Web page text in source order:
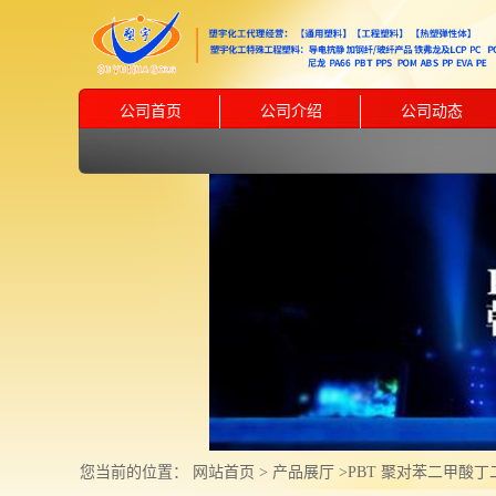
公司首页 公司介绍 公司动态
您当前的位置： 网站首页 > 产品展厅 >PBT 聚对苯二甲酸丁